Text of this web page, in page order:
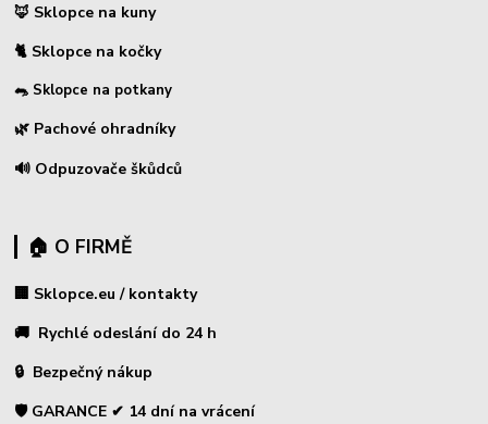
🦊 Sklopce na kuny
🐈 Sklopce na kočky
🐀 Sklopce na potkany
🌿 Pachové ohradníky
🔊 Odpuzovače škůdců
🏠 O FIRMĚ
🏢 Sklopce.eu / kontakty
🚚 Rychlé odeslání do 24 h
🔒 Bezpečný nákup
🛡️ GARANCE ✔ 14 dní na vrácení